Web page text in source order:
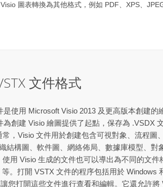
圖表轉換為其他格式，例如 PDF、XPS、JPEG
文件格式
使用 Microsoft Visio 2013 及更高版本創建的
為創建 Visio 繪圖提供了起點，保存為 .VSDX
，Visio 文件用於創建包含可視對象、流程圖
結構圖、軟件圖、網絡佈局、數據庫模型、對
用 Visio 生成的文件也可以導出為不同的文件
。打開 VSTX 文件的程序包括用於 Windows
您打開這些文件進行查看和編輯。它還允許將